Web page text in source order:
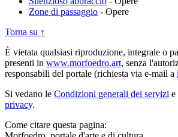
Zone di passaggio - Opere
Torna su ↑
È vietata qualsiasi riproduzione, integrale o
presenti in www.morfoedro.art, senza
responsabili del portale (richiesta via e-mail a
Si vedano le Condizioni generali dei servizi e
privacy.
Come citare questa pagina: